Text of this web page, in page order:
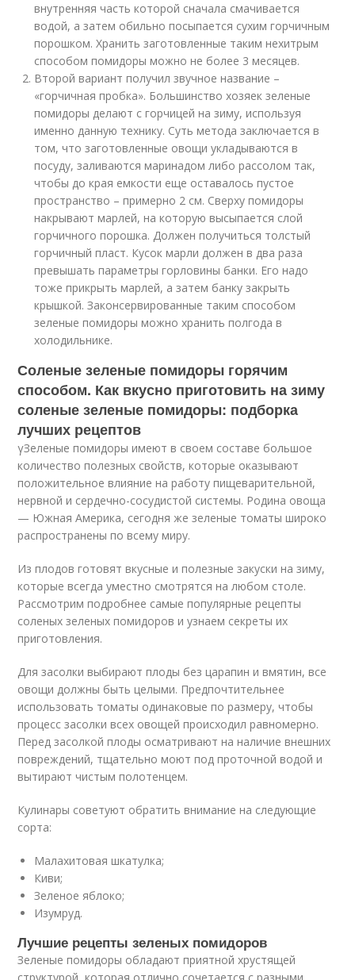
внутренняя часть которой сначала смачивается
водой, а затем обильно посыпается сухим горчичным
порошком. Хранить заготовленные таким нехитрым
способом помидоры можно не более 3 месяцев.
Второй вариант получил звучное название –
«горчичная пробка». Большинство хозяек зеленые
помидоры делают с горчицей на зиму, используя
именно данную технику. Суть метода заключается в
том, что заготовленные овощи укладываются в
посуду, заливаются маринадом либо рассолом так,
чтобы до края емкости еще оставалось пустое
пространство – примерно 2 см. Сверху помидоры
накрывают марлей, на которую высыпается слой
горчичного порошка. Должен получиться толстый
горчичный пласт. Кусок марли должен в два раза
превышать параметры горловины банки. Его надо
тоже прикрыть марлей, а затем банку закрыть
крышкой. Законсервированные таким способом
зеленые помидоры можно хранить полгода в
холодильнике.
Соленые зеленые помидоры горячим
способом. Как вкусно приготовить на зиму
соленые зеленые помидоры: подборка
лучших рецептов
γЗеленые помидоры имеют в своем составе большое
количество полезных свойств, которые оказывают
положительное влияние на работу пищеварительной,
нервной и сердечно-сосудистой системы. Родина овоща
— Южная Америка, сегодня же зеленые томаты широко
распространены по всему миру.
Из плодов готовят вкусные и полезные закуски на зиму,
которые всегда уместно смотрятся на любом столе.
Рассмотрим подробнее самые популярные рецепты
соленых зеленых помидоров и узнаем секреты их
приготовления.
Для засолки выбирают плоды без царапин и вмятин, все
овощи должны быть целыми. Предпочтительнее
использовать томаты одинаковые по размеру, чтобы
процесс засолки всех овощей происходил равномерно.
Перед засолкой плоды осматривают на наличие внешних
повреждений, тщательно моют под проточной водой и
вытирают чистым полотенцем.
Кулинары советуют обратить внимание на следующие
сорта:
Малахитовая шкатулка;
Киви;
Зеленое яблоко;
Изумруд.
Лучшие рецепты зеленых помидоров
Зеленые помидоры обладают приятной хрустящей